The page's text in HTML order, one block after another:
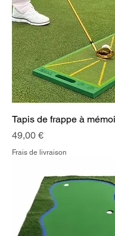
Tapis de frappe à
Prix
49,00 €
Frais de livraison